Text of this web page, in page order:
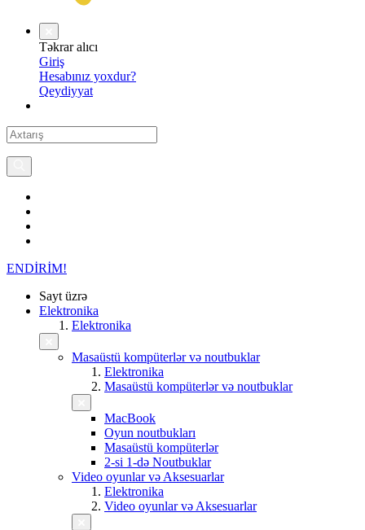
Təkrar alıcı
Giriş
Hesabınız yoxdur?
Qeydiyyat
ENDİRİM!
Sayt üzrə
Elektronika
Elektronika
Masaüstü kompüterlər və noutbuklar
Elektronika
Masaüstü kompüterlər və noutbuklar
MacBook
Oyun noutbukları
Masaüstü kompüterlər
2-si 1-də Noutbuklar
Video oyunlar və Aksesuarlar
Elektronika
Video oyunlar və Aksesuarlar